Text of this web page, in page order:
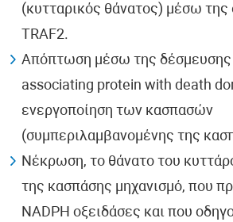
(κυτταρικός θάνατος) μέσω της
TRAF2.
Απόπτωση μέσω της δέσμευσης
associating protein with death
ενεργοποίηση των κασπασών
(συμπεριλαμβανομένης της
Νέκρωση, το θάνατο του
της κασπάσης μηχανισμό, που
NADPH οξειδάσες και που